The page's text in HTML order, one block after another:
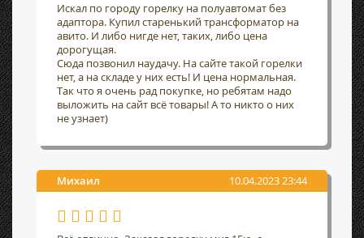
Искал по городу горелку на полуавтомат без
адаптора. Купил старенький трансформатор на
авито. И либо нигде нет, таких, либо цена
дорогущая.
Сюда позвонил наудачу. На сайте такой горелки
нет, а на складе у них есть! И цена нормальная.
Так что я очень рад покупке, но ребятам надо
выложить на сайт всё товары! А то никто о них
не узнает)
Михаил 10.04.2023 23:44